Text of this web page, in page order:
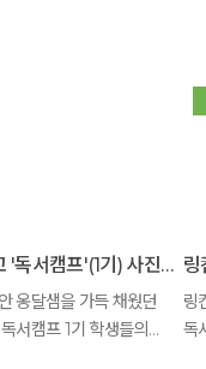
링컨학교 '독서캠프'(1기) 사진모음
옹달샘을 가득 채웠던
서캠프 1기 학생들의
링
독